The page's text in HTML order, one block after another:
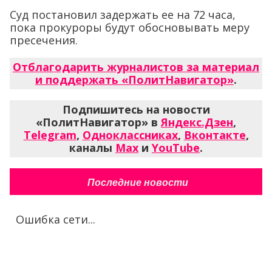
Суд постановил задержать ее на 72 часа,
пока прокуроры будут обосновывать меру
пресечения.
Отблагодарить журналистов за материал
и поддержать «ПолитНавигатор».
Подпишитесь на новости
«ПолитНавигатор» вЯндекс.Дзен,
Telegram, Одноклассниках, Вконтакте,
каналы Max и YouTube.
Последние новости
Ошибка сети...